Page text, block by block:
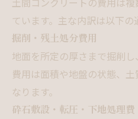
ています。主な内訳は以下の
掘削・残土処分費用
地面を所定の厚さまで掘削し
費用は面積や地盤の状態、
なります。
砕石敷設・転圧・下地処理費